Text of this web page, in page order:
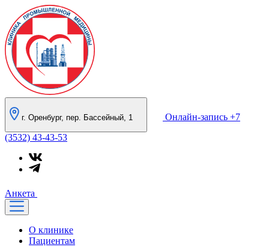
г. Оренбург, пер. Бассейный, 1 Онлайн-запись +7
(3532) 43-43-53
Анкета
О клинике
Пациентам